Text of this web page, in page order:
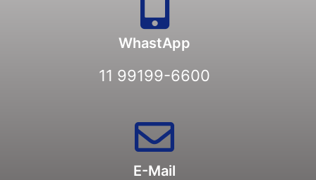
WhastApp
11 99199-6600
E-Mail